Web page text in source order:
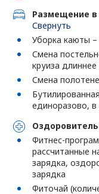
Размещение
Свернуть
Уборка каюты –
Смена
круиза
Смена
единоразово, в
Фитнес-
рассчитанные
зарядка,
зарядка
Фиточай